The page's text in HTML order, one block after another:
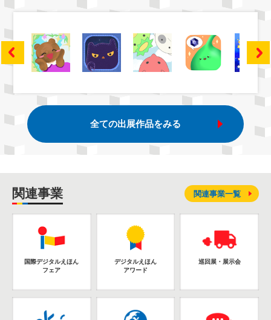
全ての出展作品をみる
関連事業
国際デジタルえほん
フェア
デジタルえほん
アワード
巡回展・展示会
関連事業一覧